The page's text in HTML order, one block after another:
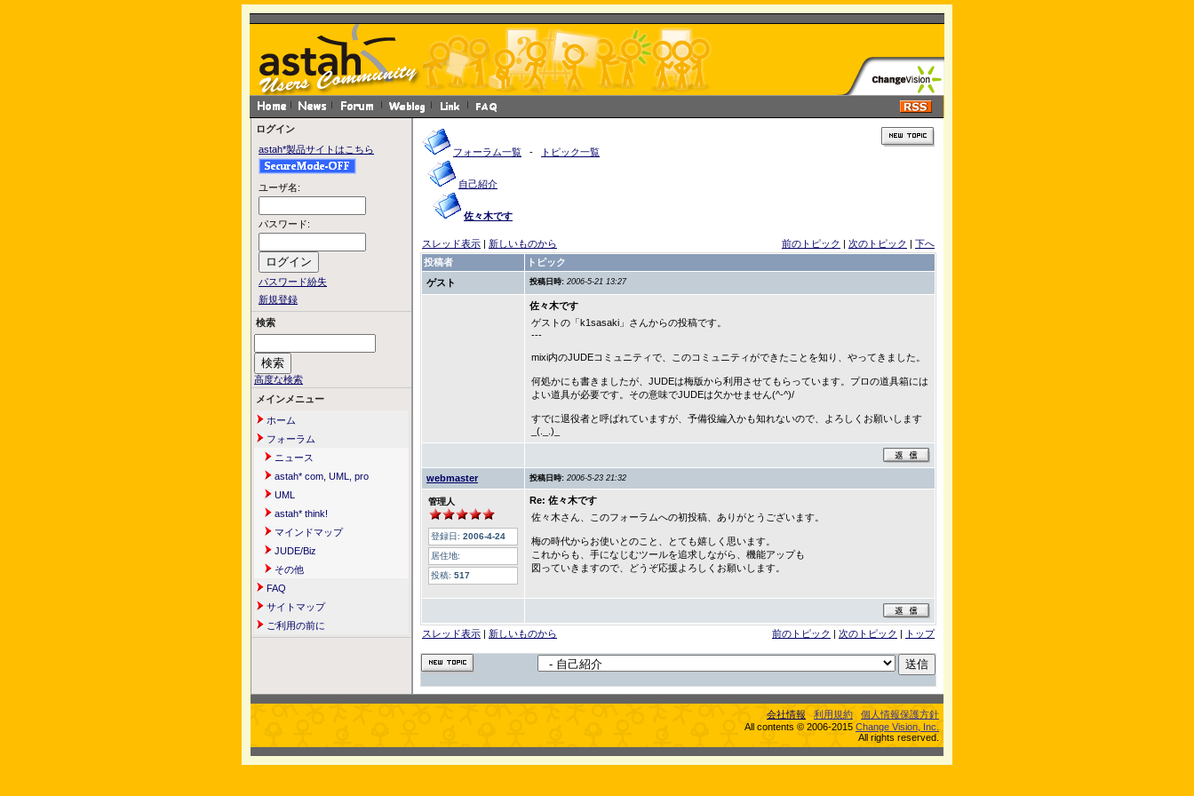
ログイン
astah*製品サイトはこちら
ユーザ名:
パスワード:
パスワード紛失
新規登録
検索
高度な検索
メインメニュー
ホーム
フォーラム
ニュース
astah* com, UML, pro
UML
astah* think!
マインドマップ
JUDE/Biz
その他
FAQ
サイトマップ
ご利用の前に
フォーラム一覧 - トピック一覧
自己紹介
佐々木です
スレッド表示 | 新しいものから 前のトピック | 次のトピック | 下へ
投稿者
トピック
ゲスト
投稿日時: 2006-5-21 13:27
佐々木です
ゲストの「k1sasaki」さんからの投稿です。
---
mixi内のJUDEコミュニティで、このコミュニティができたことを知り、やってきました。
何処かにも書きましたが、JUDEは梅版から利用させてもらっています。プロの道具箱には
よい道具が必要です。その意味でJUDEは欠かせません(^-^)/
すでに退役者と呼ばれていますが、予備役編入かも知れないので、よろしくお願いします
_(._.)_
webmaster 投稿日時: 2006-5-23 21:32
管理人
登録日: 2006-4-24
居住地:
投稿: 517
Re: 佐々木です
佐々木さん、このフォーラムへの初投稿、ありがとうございます。
梅の時代からお使いとのこと、とても嬉しく思います。
これからも、手になじむツールを追求しながら、機能アップも
図っていきますので、どうぞ応援よろしくお願いします。
スレッド表示 | 新しいものから 前のトピック | 次のトピック | トップ
会社情報 利用規約
個人情報保護方針
All contents © 2006-2015 Change Vision, Inc.
All rights reserved.